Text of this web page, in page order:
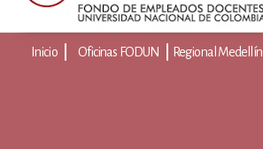
Inicio Oficinas FODUN Regional Medellín